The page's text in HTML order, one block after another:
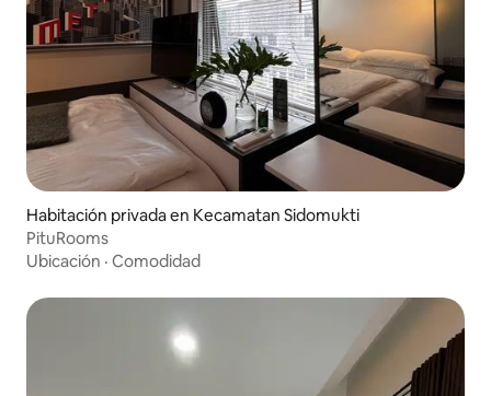
Habitación privada en Kecamatan Sidomukti
PituRooms
Ubicación · Comodidad